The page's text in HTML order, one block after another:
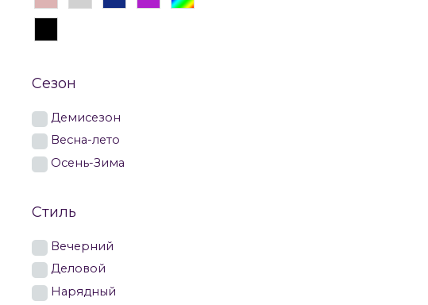
Сезон
Демисезон
Весна-лето
Осень-Зима
Стиль
Вечерний
Деловой
Нарядный